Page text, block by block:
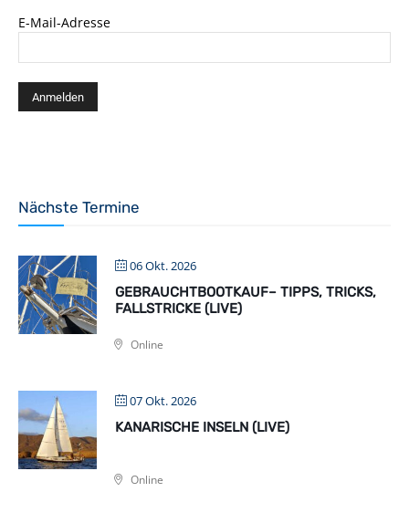
E-Mail-Adresse
Nächste Termine
06 Okt. 2026
GEBRAUCHTBOOTKAUF– TIPPS, TRICKS,
FALLSTRICKE (LIVE)
Online
07 Okt. 2026
KANARISCHE INSELN (LIVE)
Online